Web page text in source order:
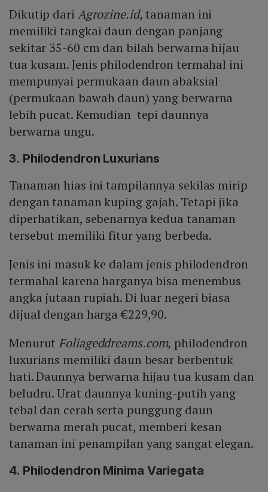
Dikutip dari Agrozine.id,tanaman ini
memiliki tangkai daun dengan panjang
sekitar 35-60 cm dan bilah berwarna hijau
tua kusam. Jenis philodendron termahal ini
mempunyai permukaan daun abaksial
(permukaan bawah daun) yang berwarna
lebih pucat. Kemudian tepi daunnya
berwarna ungu.
3. Philodendron Luxurians
Tanaman hias ini tampilannya sekilas mirip
dengan tanaman kuping gajah. Tetapi jika
diperhatikan, sebenarnya kedua tanaman
tersebut memiliki fitur yang berbeda.
Jenis ini masuk ke dalam jenis philodendron
termahal karena harganya bisa menembus
angka jutaan rupiah. Di luar negeri biasa
dijual dengan harga €229,90.
Menurut Foliageddreams.com, philodendron
luxurians memiliki daun besar berbentuk
hati. Daunnya berwarna hijau tua kusam dan
beludru. Urat daunnya kuning-putih yang
tebal dan cerah serta punggung daun
berwarna merah pucat, memberi kesan
tanaman ini penampilan yang sangat elegan.
4. Philodendron Minima Variegata